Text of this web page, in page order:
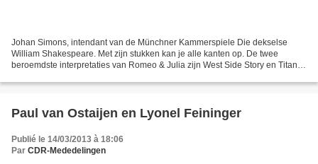
Johan Simons, intendant van de Münchner Kammerspiele Die dekselse
William Shakespeare. Met zijn stukken kan je alle kanten op. De twee
beroemdste interpretaties van Romeo & Julia zijn West Side Story en Titanic.
Paul van Ostaijen en Lyonel Feininger
Publié le 14/03/2013 à 18:06
Par CDR-Mededelingen